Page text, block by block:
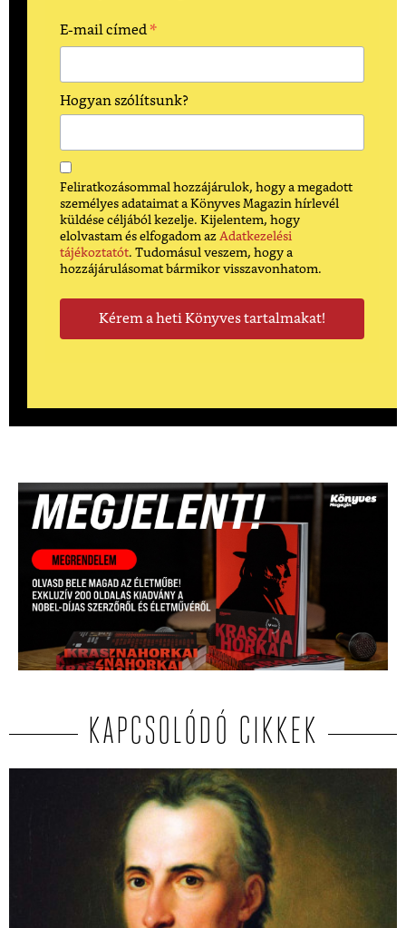
E-mail címed *
Hogyan szólítsunk?
Feliratkozásommal hozzájárulok, hogy a megadott
személyes adataimat a Könyves Magazin hírlevél
küldése céljából kezelje. Kijelentem, hogy
elolvastam és elfogadom az Adatkezelési
tájékoztatót. Tudomásul veszem, hogy a
hozzájárulásomat bármikor visszavonhatom.
KAPCSOLÓDÓ CIKKEK